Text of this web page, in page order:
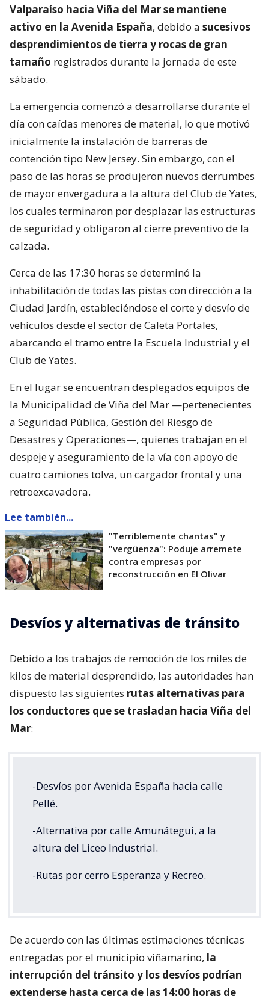
Valparaíso hacia Viña del Mar se mantiene
activo en la Avenida España, debido a sucesivos
desprendimientos de tierra y rocas de gran
tamaño registrados durante la jornada de este
sábado.
La emergencia comenzó a desarrollarse durante el
día con caídas menores de material, lo que motivó
inicialmente la instalación de barreras de
contención tipo New Jersey. Sin embargo, con el
paso de las horas se produjeron nuevos derrumbes
de mayor envergadura a la altura del Club de Yates,
los cuales terminaron por desplazar las estructuras
de seguridad y obligaron al cierre preventivo de la
calzada.
Cerca de las 17:30 horas se determinó la
inhabilitación de todas las pistas con dirección a la
Ciudad Jardín, estableciéndose el corte y desvío de
vehículos desde el sector de Caleta Portales,
abarcando el tramo entre la Escuela Industrial y el
Club de Yates.
En el lugar se encuentran desplegados equipos de
la Municipalidad de Viña del Mar —pertenecientes
a Seguridad Pública, Gestión del Riesgo de
Desastres y Operaciones—, quienes trabajan en el
despeje y aseguramiento de la vía con apoyo de
cuatro camiones tolva, un cargador frontal y una
retroexcavadora.
Lee también...
"Terriblemente chantas" y
"vergüenza": Poduje arremete
contra empresas por
reconstrucción en El Olivar
Desvíos y alternativas de tránsito
Debido a los trabajos de remoción de los miles de
kilos de material desprendido, las autoridades han
dispuesto las siguientes rutas alternativas para
los conductores que se trasladan hacia Viña del
Mar:
-Desvíos por Avenida España hacia calle
Pellé.
-Alternativa por calle Amunátegui, a la
altura del Liceo Industrial.
-Rutas por cerro Esperanza y Recreo.
De acuerdo con las últimas estimaciones técnicas
entregadas por el municipio viñamarino, la
interrupción del tránsito y los desvíos podrían
extenderse hasta cerca de las 14:00 horas de